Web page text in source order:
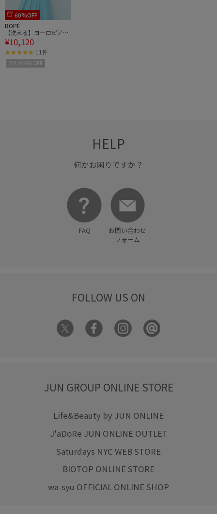
60%OFF
ROPÉ
【洗える】ヨーロピアン
リネンベーシックシャ
ツ/一部セットアップ対
応
¥10,120
11件
2BUY10%OFF
HELP
何かお困りですか？
FAQ
お問い合わせ
フォーム
FOLLOW US ON
JUN GROUP ONLINE STORE
Life&Beauty by JUN ONLINE
J'aDoRe JUN ONLINE OUTLET
Saturdays NYC WEB STORE
BIOTOP ONLINE STORE
wa-syu OFFICIAL ONLINE SHOP